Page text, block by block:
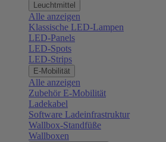
Leuchtmittel
Alle anzeigen
Klassische LED-Lampen
LED-Panels
LED-Spots
LED-Strips
E-Mobilität
Alle anzeigen
Zubehör E-Mobilität
Ladekabel
Software Ladeinfrastruktur
Wallbox-Standfüße
Wallboxen